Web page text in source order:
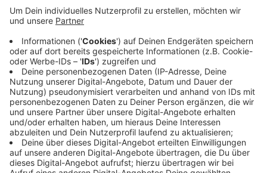
In Lüdinghausen können Sie dabei heute gleichzeitig
noch etwas Gutes tun: Die "Indienhilfe Lüdinghausen"
verkauft heute selbstgenähte Masken auf dem
Samstagsmarkt. Drei Frauen aus dem Team haben in
den vergangenen Tagen jeweils gut 60 Masken
produziert. Ein Großteil des Geldes nutzt das Team,
um hungernden Menschen in Indien zu helfen. 1 bis 2
Masken gibt es pro Kunde - eine Maske kostet 10
Euro.